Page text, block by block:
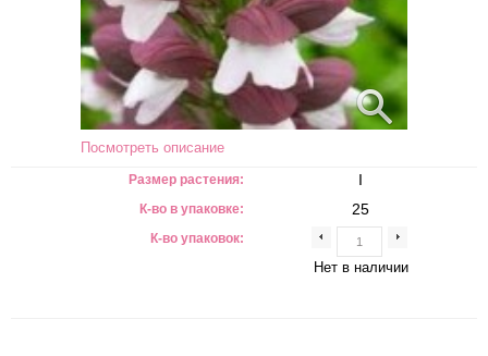
Посмотреть описание
Размер растения:
К-во в упаковке:
К-во упаковок:
I
25
Нет в наличии